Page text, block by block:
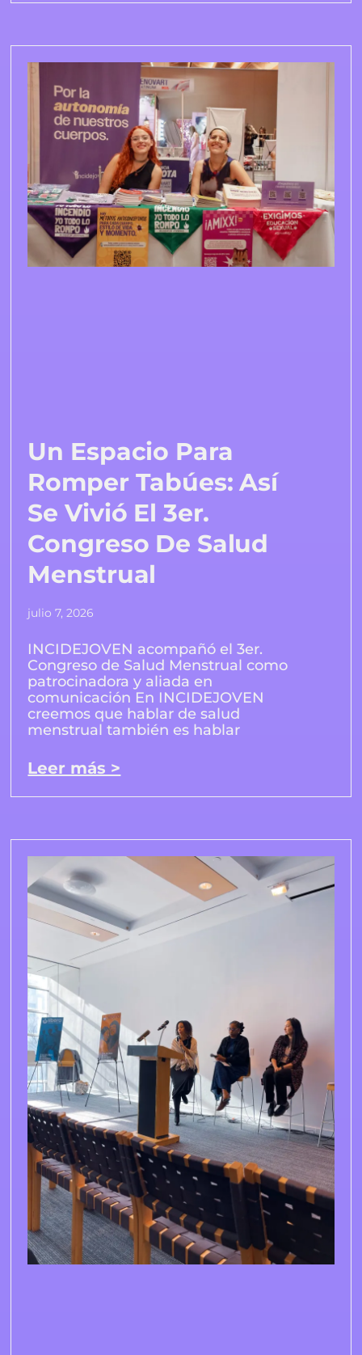
Un Espacio Para
Romper Tabúes: Así
Se Vivió El 3er.
Congreso De Salud
Menstrual
julio 7, 2026
INCIDEJOVEN acompañó el 3er.
Congreso de Salud Menstrual como
patrocinadora y aliada en
comunicación En INCIDEJOVEN
creemos que hablar de salud
menstrual también es hablar
Leer más >